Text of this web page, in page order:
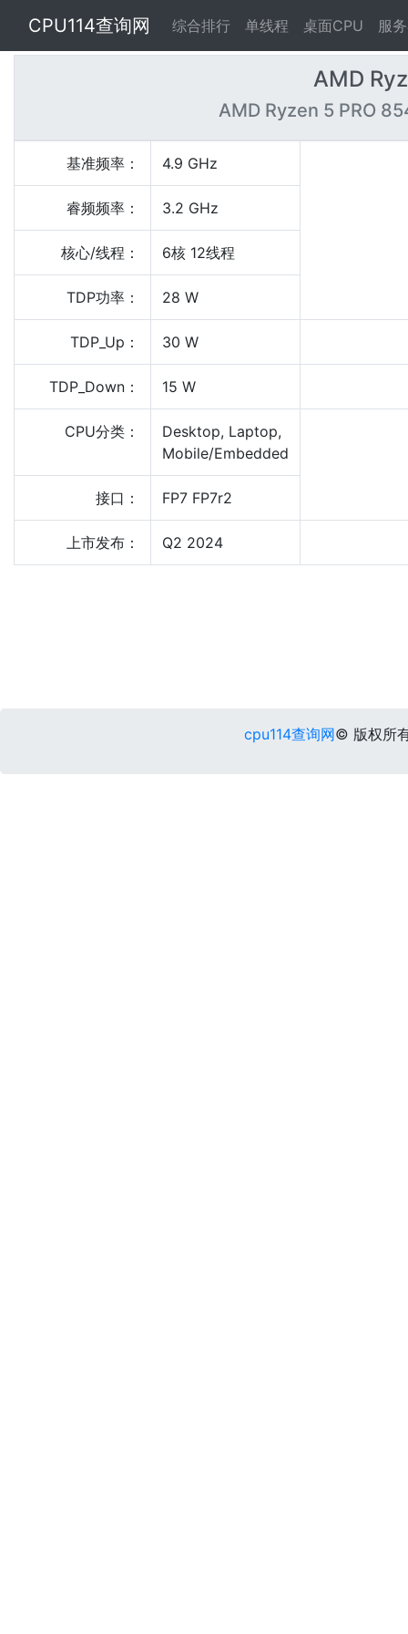
CPU114查询网 综合排行 单线程 桌面CPU 服
AMD
AMD Ryzen 5 PRO
基准频率： 4.9 GHz
睿频频率： 3.2 GHz
核心/线程： 6核 12线程
TDP功率： 28 W
TDP_Up： 30 W
TDP_Down： 15 W
CPU分类：
Desktop, Laptop,
Mobile/Embedded
接口： FP7 FP7r2
上市发布： Q2 2024
cpu114查询网© 版权所